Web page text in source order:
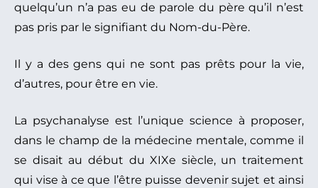
quelqu’un n’a pas eu de parole du père qu’il n’est
pas pris par le signifiant du Nom-du-Père.
Il y a des gens qui ne sont pas prêts pour la vie,
d’autres, pour être en vie.
La psychanalyse est l’unique science à proposer,
dans le champ de la médecine mentale, comme il
se disait au début du XIXe siècle, un traitement
qui vise à ce que l’être puisse devenir sujet et ainsi